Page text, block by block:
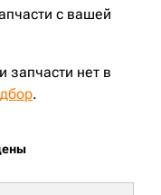
с вашей
запчасти нет в
.